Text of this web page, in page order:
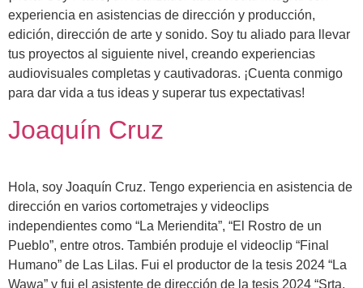
experiencia en asistencias de dirección y producción,
edición, dirección de arte y sonido. Soy tu aliado para llevar
tus proyectos al siguiente nivel, creando experiencias
audiovisuales completas y cautivadoras. ¡Cuenta conmigo
para dar vida a tus ideas y superar tus expectativas!
Joaquín Cruz
Hola, soy Joaquín Cruz. Tengo experiencia en asistencia de
dirección en varios cortometrajes y videoclips
independientes como “La Meriendita”, “El Rostro de un
Pueblo”, entre otros. También produje el videoclip “Final
Humano” de Las Lilas. Fui el productor de la tesis 2024 “La
Wawa” y fui el asistente de dirección de la tesis 2024 “Srta.